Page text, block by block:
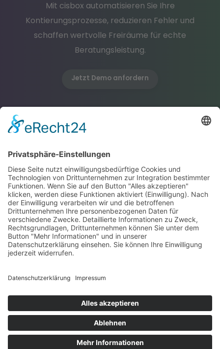
Mit cisbox automatisieren Sie Ihre
Kontierungsprozesse, reduzieren Fehler und
schaffen wertvolle Freiräume für echte
Beratungsleistung.
Jetzt Demo anfordern
Zertifikate & E-Security
Downloads
Integration & Schnittstellen
News
Presse
Support